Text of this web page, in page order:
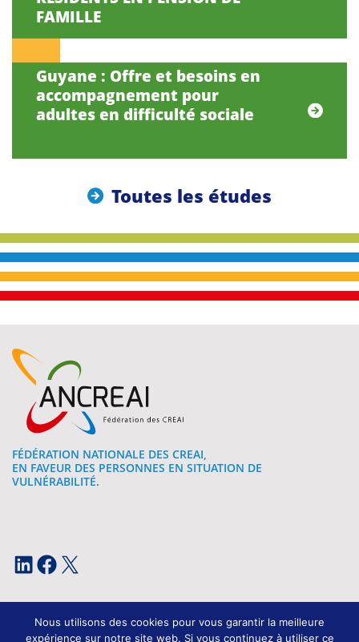
FAMILLE
Guyane : Offre et besoins en
accompagnement pour
adultes en difficulté sociale
Toutes les études
FÉDÉRATION NATIONALE DES CREAI,
EN FAVEUR DES PERSONNES EN SITUATION DE
VULNÉRABILITÉ.
LinkedIn Facebook X
Nous utilisons des cookies pour vous garantir la meilleure
expérience sur notre site web. Si vous continuez à utiliser ce